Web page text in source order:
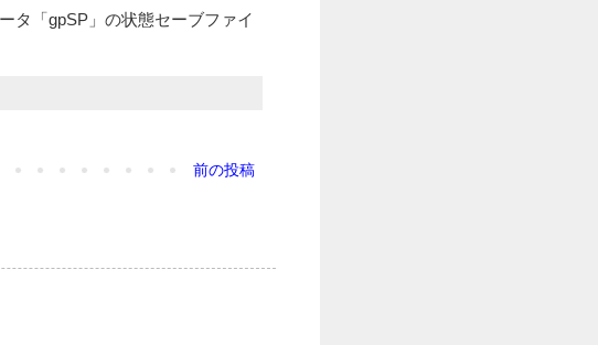
タ「gpSP」の状態セーブファイ
前の投稿